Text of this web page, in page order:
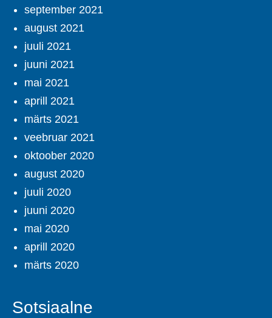
september 2021
august 2021
juuli 2021
juuni 2021
mai 2021
aprill 2021
märts 2021
veebruar 2021
oktoober 2020
august 2020
juuli 2020
juuni 2020
mai 2020
aprill 2020
märts 2020
Sotsiaalne